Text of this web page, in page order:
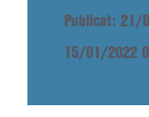
Publicat: 21/
15/01/2022